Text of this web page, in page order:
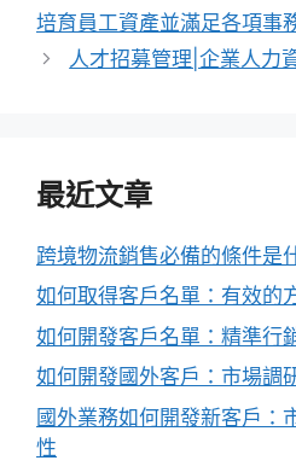
培育員工資產並滿足各項事
人才招募管理|企業人力
最近文章
跨境物流銷售必備的條件是
如何取得客戶名單：有效的
如何開發客戶名單：精準行
如何開發國外客戶：市場調
國外業務如何開發新客戶：
性